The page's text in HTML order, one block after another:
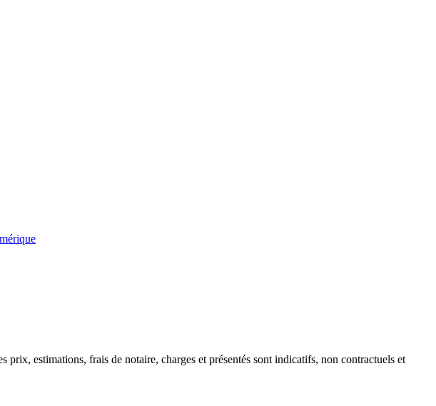
prix, estimations, frais de notaire, charges et présentés sont indicatifs, non contractuels et